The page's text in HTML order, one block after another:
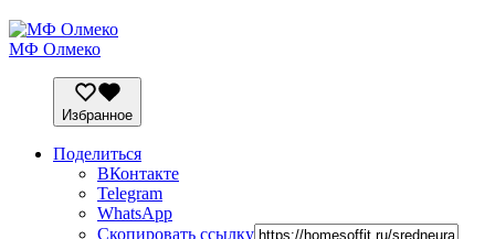
МФ Олмеко
Избранное
Поделиться
ВКонтакте
Telegram
WhatsApp
Скопировать ссылку